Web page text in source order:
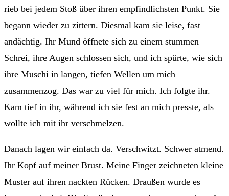
rieb bei jedem Stoß über ihren empfindlichsten Punkt. Sie
begann wieder zu zittern. Diesmal kam sie leise, fast
andächtig. Ihr Mund öffnete sich zu einem stummen
Schrei, ihre Augen schlossen sich, und ich spürte, wie sich
ihre Muschi in langen, tiefen Wellen um mich
zusammenzog. Das war zu viel für mich. Ich folgte ihr.
Kam tief in ihr, während ich sie fest an mich presste, als
wollte ich mit ihr verschmelzen.
Danach lagen wir einfach da. Verschwitzt. Schwer atmend.
Ihr Kopf auf meiner Brust. Meine Finger zeichneten kleine
Muster auf ihren nackten Rücken. Draußen wurde es